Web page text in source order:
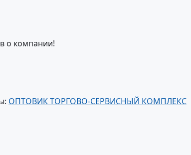
о компании!
ОПТОВИК ТОРГОВО-СЕРВИСНЫЙ КОМПЛЕКС